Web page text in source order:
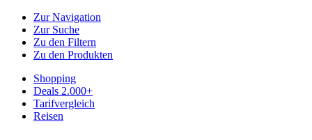
Zur Navigation
Zur Suche
Zu den Filtern
Zu den Produkten
Shopping
Deals 2.000+
Tarifvergleich
Reisen